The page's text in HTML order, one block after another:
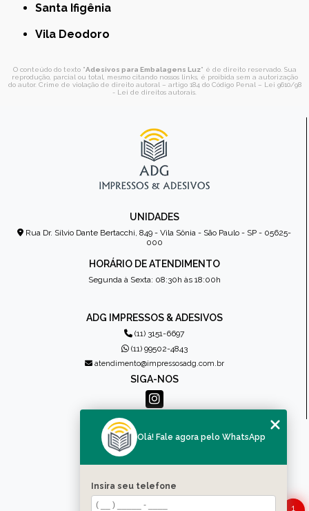
Santa Ifigênia
Vila Deodoro
O conteúdo do texto "Adesivos para Embalagens Luz" é de direito reservado. Sua
reprodução, parcial ou total, mesmo citando nossos links, é proibida sem a autorização
do autor. Crime de violação de direito autoral – artigo 184 do Código Penal – Lei 9610/98
- Lei de direitos autorais
UNIDADES
Rua Dr. Sílvio Dante Bertacchi, 849 - Vila Sônia - São Paulo - SP - 05625-
000
HORÁRIO DE ATENDIMENTO
Segunda à Sexta: 08:30h às 18:00h
ADG IMPRESSOS & ADESIVOS
(11) 3151-6697
(11) 99502-4843
atendimento@impressosadg.com.br
SIGA-NOS
MENU
QUEM SOMOS
PRODUTOS
CONTATO
CATEGORIAS
1
Olá! Fale agora pelo WhatsApp
Insira seu telefone